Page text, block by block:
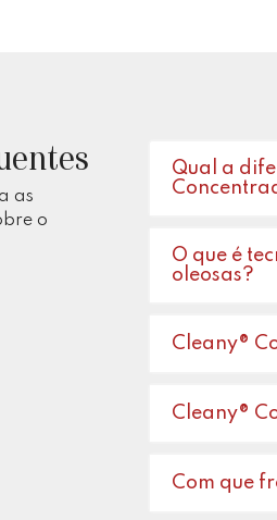
as
o
Qual a
O que é
oleosas?
Cleany®
Cleany®
Com que